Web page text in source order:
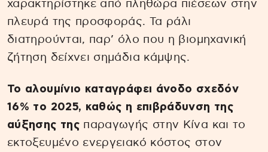
χαρακτηρίστηκε από πληθώρα πιέσεων στην
πλευρά της προσφοράς. Τα ράλι
διατηρούνται, παρ’ όλο που η βιομηχανική
ζήτηση δείχνει σημάδια κάμψης.
Το αλουμίνιο καταγράφει άνοδο σχεδόν
16% το 2025, καθώς η επιβράδυνση της
αύξησης τηςπαραγωγής στην Κίνα και το
εκτοξευμένο ενεργειακό κόστος στον